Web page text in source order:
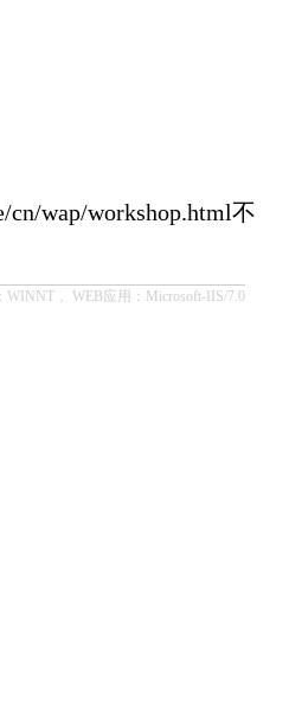
wap/workshop.html不
WINNT， WEB应用：Microsoft-IIS/7.0